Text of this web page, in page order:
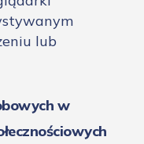
lub
w